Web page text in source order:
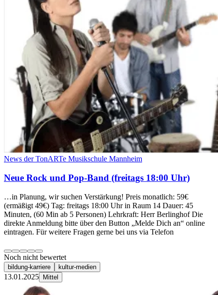
News der TonARTe Musikschule Mannheim
Neue Rock und Pop-Band (freitags 18:00 Uhr)
…in Planung, wir suchen Verstärkung! Preis monatlich: 59€
(ermäßigt 49€) Tag: freitags 18:00 Uhr in Raum 14 Dauer: 45
Minuten, (60 Min ab 5 Personen) Lehrkraft: Herr Berlinghof Die
direkte Anmeldung bitte über den Button „Melde Dich an“ online
eintragen. Für weitere Fragen gerne bei uns via Telefon
Noch nicht bewertet
bildung-karriere kultur-medien
13.01.2025 Mittel